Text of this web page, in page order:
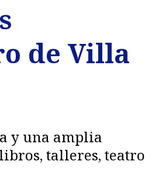
de Villa
y una amplia
talleres, teatro